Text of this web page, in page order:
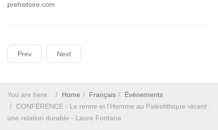
prehistoire.com
Prev Next
You are here: Home Français
Événements
CONFÉRENCE - Le renne et l’Homme au Paléolithique récent :
une relation durable - Laure Fontana